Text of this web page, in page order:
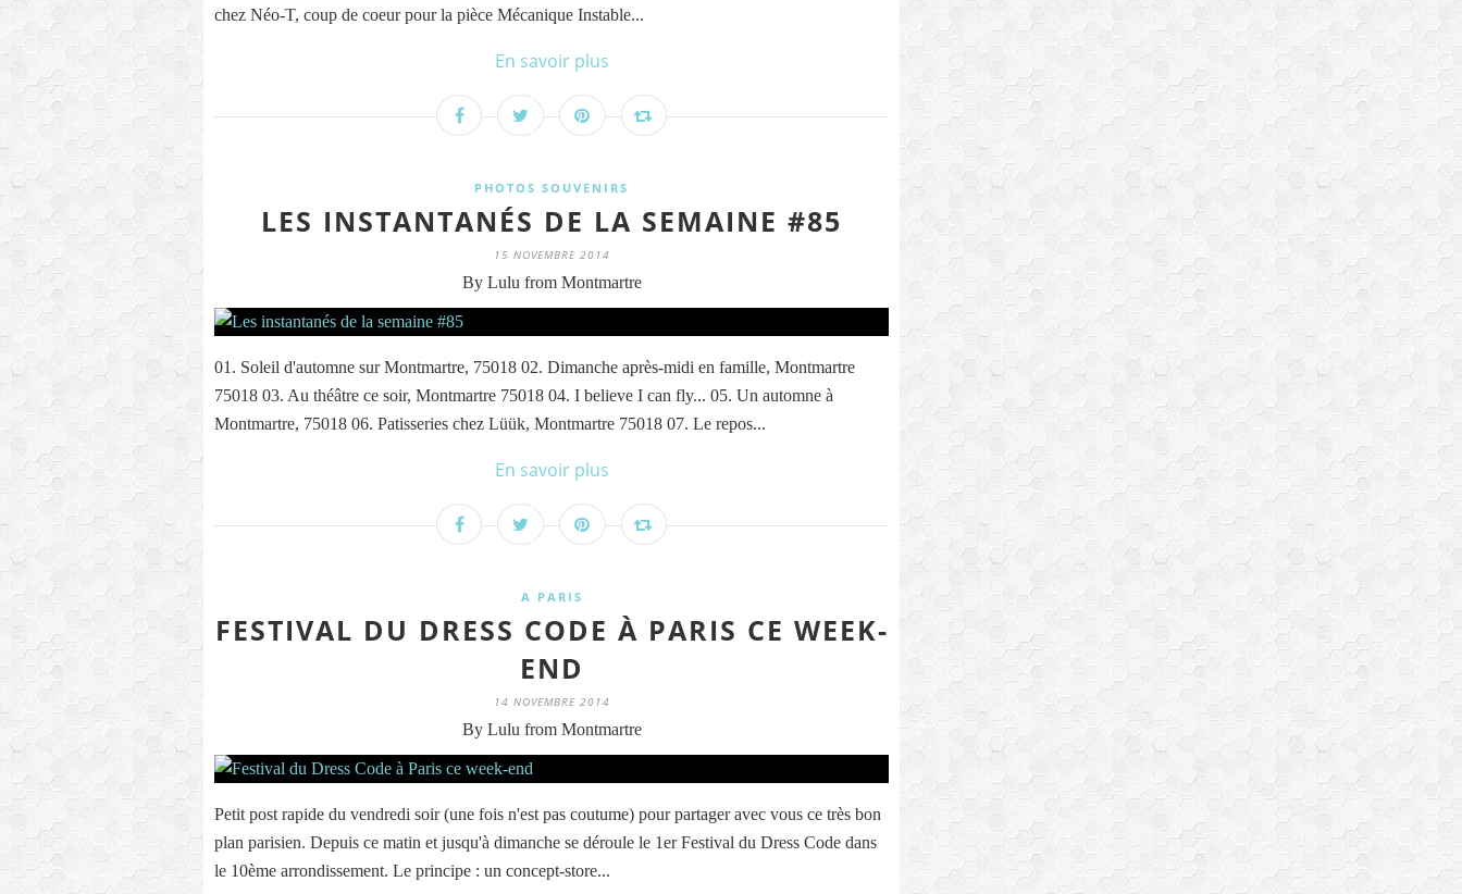
chez Néo-T, coup de coeur pour la pièce Mécanique Instable...
En savoir plus
PHOTOS SOUVENIRS
LES INSTANTANÉS DE LA SEMAINE #85
15 NOVEMBRE 2014
By Lulu from Montmartre
01. Soleil d'automne sur Montmartre, 75018 02. Dimanche après-midi en famille, Montmartre
75018 03. Au théâtre ce soir, Montmartre 75018 04. I believe I can fly... 05. Un automne à
Montmartre, 75018 06. Patisseries chez Lüük, Montmartre 75018 07. Le repos...
En savoir plus
A PARIS
FESTIVAL DU DRESS CODE À PARIS CE WEEK-
END
14 NOVEMBRE 2014
By Lulu from Montmartre
Petit post rapide du vendredi soir (une fois n'est pas coutume) pour partager avec vous ce très bon
plan parisien. Depuis ce matin et jusqu'à dimanche se déroule le 1er Festival du Dress Code dans
le 10ème arrondissement. Le principe : un concept-store...